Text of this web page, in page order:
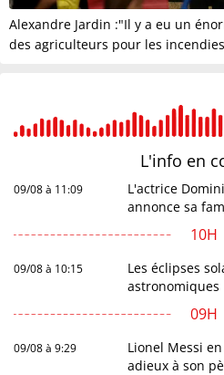
Alexandre Jardin :"Il y a eu un
des agriculteurs pour les
L'info en
09/08 à 11:09
L'actrice
annonce sa
10H
09/08 à 10:15
Les éclipses
astronomiques
09H
09/08 à 9:29
Lionel Messi
adieux à son